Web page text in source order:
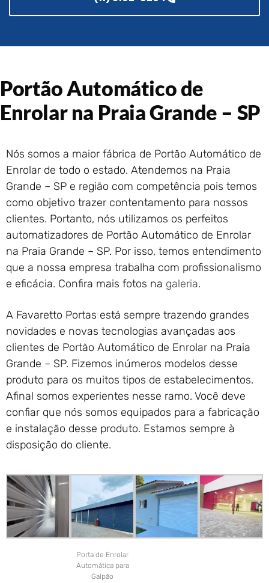
Portão de Garagem de
Portão de Garagem de
Enrolar em Petrópolis – RJ
Portão de Garagem de
Enrolar em Paraty – RJ
Enrolar em Nova Iguaçu – RJ
Portão de Garagem de
Enrolar em Nova Friburgo –
RJ
Portão Automático de
Enrolar na Praia Grande – SP
Nós somos a maior fábrica de Portão Automático de
Enrolar de todo o estado. Atendemos na Praia
Grande – SP e região com competência pois temos
como objetivo trazer contentamento para nossos
clientes. Portanto, nós utilizamos os perfeitos
automatizadores de Portão Automático de Enrolar
na Praia Grande – SP. Por isso, temos entendimento
que a nossa empresa trabalha com profissionalismo
e eficácia. Confira mais fotos na galeria.
A Favaretto Portas está sempre trazendo grandes
novidades e novas tecnologias avançadas aos
clientes de Portão Automático de Enrolar na Praia
Grande – SP. Fizemos inúmeros modelos desse
produto para os muitos tipos de estabelecimentos.
Afinal somos experientes nesse ramo. Você deve
confiar que nós somos equipados para a fabricação
e instalação desse produto. Estamos sempre à
disposição do cliente.
Porta de Enrolar
Automática para
Galpão